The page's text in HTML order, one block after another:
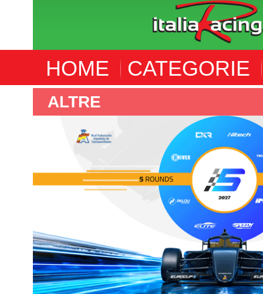
HOME CATEGORIE
F4 SPANISH